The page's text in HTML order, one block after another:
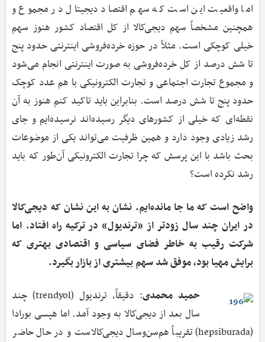
اما واقعیت این است که سهم اقتصاد دیجیتال در مجموع و
همچنین مشخصاً سهم دیجی‌کالا از کل اقتصاد کشور هنوز سهم
خیلی کوچکی است. مثلاً در حوزه خرده‌فروشی اینترنتی حدود پنج
تا شش درصد از کل خرده‌فروشی به صورت اینترنتی انجام می‌شود
و مجموع تجارت اجتماعی و تجارت الکترونیکی با هم عدد کوچک
حدود پنج تا شش درصد است. بنابراین باید تاکید کنم هنوز به آن
نقطه‌ای که خیلی از کشورهای دیگر رسیده‌اند نرسیده‌ایم و جای
رشد زیادی وجود دارد و همین ظرفیت می‌تواند یکی از موضوعات
بحث باشد با این پرسش که چرا تجارت الکترونیکی آن‌طور که باید
رشد نکرده است؟
واضح است که ما جا مانده‌ایم. نشان به این نشان که دیجی‌کالا
در ایران چند سال زودتر از «ترندیول» در ترکیه راه افتاد. اما
شرکت رقیب به خاطر فضای سیاسی و اقتصادی بهتری که
برایش مهیا بود، موفق شد سهم بیشتری از بازار بگیرد.
حمید محمدی
: دقیقاً، ترندیول (trendyol) چند
سال بعد از دیجی‌کالا به وجود آمد. اما هپسی بورادا
(hepsiburada) تقریباً هم‌سن‌وسال دیجی‌کالاست و در حال حاضر